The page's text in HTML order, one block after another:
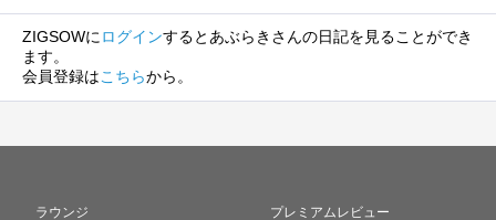
ZIGSOWにログインするとあぶらきさんの日記を見ることができ
ます。
会員登録はこちらから。
ラウンジ プレミアムレビュー